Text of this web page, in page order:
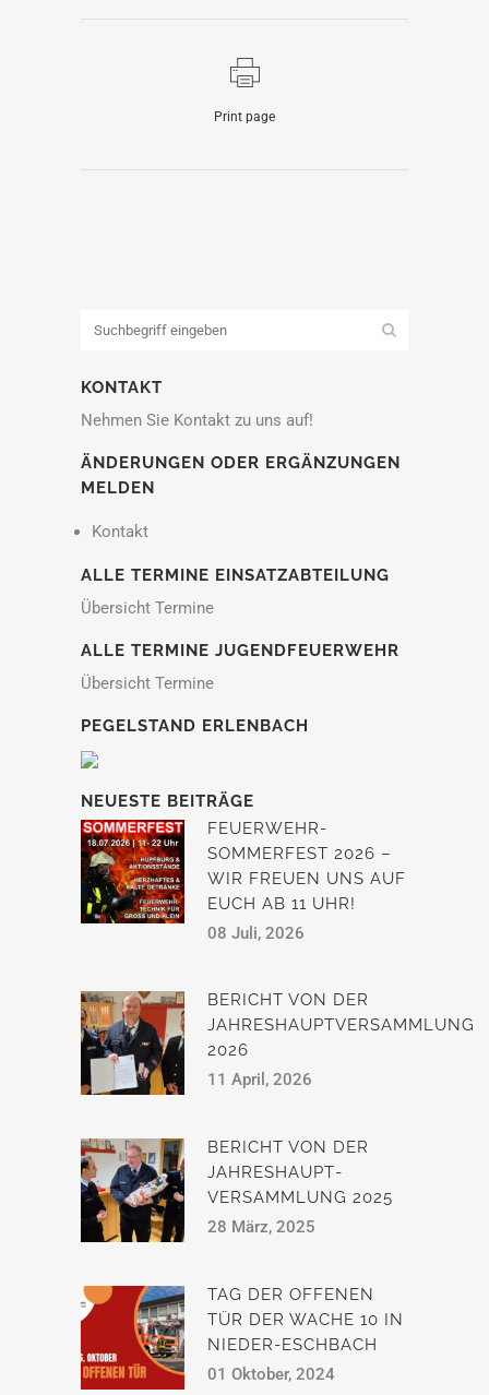
Print page
KONTAKT
Nehmen Sie Kontakt zu uns auf!
ÄNDERUNGEN ODER ERGÄNZUNGEN
MELDEN
Kontakt
ALLE TERMINE EINSATZABTEILUNG
Übersicht Termine
ALLE TERMINE JUGENDFEUERWEHR
Übersicht Termine
PEGELSTAND ERLENBACH
NEUESTE BEITRÄGE
FEUERWEHR-
SOMMERFEST 2026 –
WIR FREUEN UNS AUF
EUCH AB 11 UHR!
08 Juli, 2026
BERICHT VON DER
JAHRESHAUPTVERSAMMLUNG
2026
11 April, 2026
BERICHT VON DER
JAHRESHAUPT­
VERSAMMLUNG 2025
28 März, 2025
TAG DER OFFENEN
TÜR DER WACHE 10 IN
NIEDER-ESCHBACH
01 Oktober, 2024